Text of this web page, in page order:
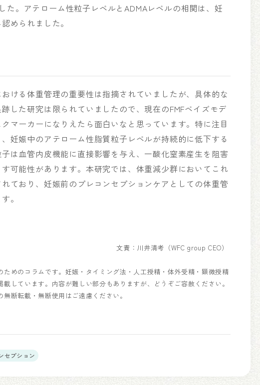
た。アテローム性粒子レベルとADMAレベルの相関は、妊
められました。
ける体重管理の重要性は指摘されていましたが、具体的な
した研究は限られていましたので、現在のFMFベイズモデ
マーカーになりえたら面白いなと思っています。特に注目
妊娠中のアテローム性脂質粒子レベルが持続的に低下する
は血管内皮機能に直接影響を与え、一酸化窒素産生を阻害
可能性があります。本研究では、体重減少群においてこれ
ており、妊娠前のプレコンセプションケアとしての体重管
。
文責：川井清考（WFC group CEO）
めのコラムです。妊娠・タイミング法・人工授精・体外受精・顕微授精
しています。内容が難しい部分もありますが、どうぞご容赦ください。
断転載・無断使用はご遠慮ください。
セプション